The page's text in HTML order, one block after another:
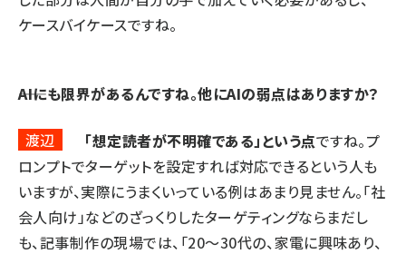
ケースバイケースですね。
――AIにも限界があるんですね。他にAIの弱点はありますか？
渡辺 「想定読者が不明確である」という点ですね。プ
ロンプトでターゲットを設定すれば対応できるという人も
いますが、実際にうまくいっている例はあまり見ません。「社
会人向け」などのざっくりしたターゲティングならまだし
も、記事制作の現場では、「20～30代の、家電に興味あり、